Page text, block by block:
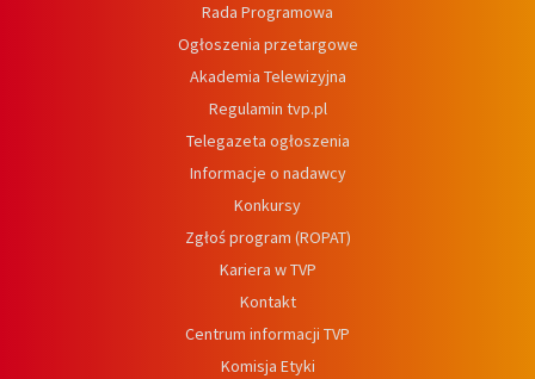
Rada Programowa
Ogłoszenia przetargowe
Akademia Telewizyjna
Regulamin tvp.pl
Telegazeta ogłoszenia
Informacje o nadawcy
Konkursy
Zgłoś program (ROPAT)
Kariera w TVP
Kontakt
Centrum informacji TVP
Komisja Etyki